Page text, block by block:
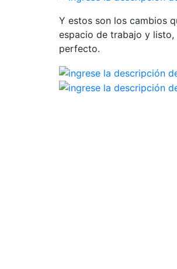
Y estos son los cambios
espacio de trabajo y listo,
perfecto.